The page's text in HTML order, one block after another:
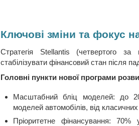
Ключові зміни та фокус
Стратегія Stellantis (четвертого
стабілізувати фінансовий стан після
Головні пункти нової програми
Масштабний бліц моделей: до
моделей автомобілів, від
Пріоритетне фінансування: 70%